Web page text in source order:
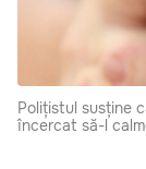
Polițistul susține
încercat să-l